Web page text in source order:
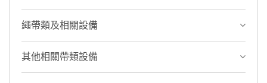
繩帶類及相關設備
其他相關帶類設備